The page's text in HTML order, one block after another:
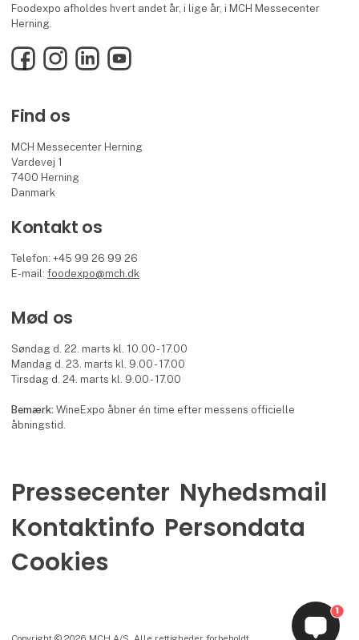
Foodexpo afholdes hvert andet år, i lige år, i MCH Messecenter
Herning.
FacebookInstagramLinkedInYouTube
Find os
MCH Messecenter Herning
Vardevej 1
7400 Herning
Danmark
Kontakt os
Telefon: +45 99 26 99 26
E-mail:foodexpo@mch.dk
Mød os
Søndag d. 22. marts kl. 10.00 - 17.00
Mandag d. 23. marts kl. 9.00 - 17.00
Tirsdag d. 24. marts kl. 9.00 - 17.00
Bemærk:WineExpo åbner én time efter messens officielle
åbningstid.
Pressecenter Nyhedsmail
Kontaktinfo Persondata
Cookies
1